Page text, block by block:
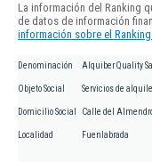
La información del Ranking
de datos de información
información sobre el
Denominación Alquiber Quality Sa
Objeto Social Servicios de
Domicilio Social Calle del
Localidad Fuenlabrada